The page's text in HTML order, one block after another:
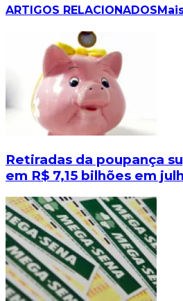
ARTIGOS RELACIONADOS
Retiradas da poupança
em R$ 7,15 bilhões em